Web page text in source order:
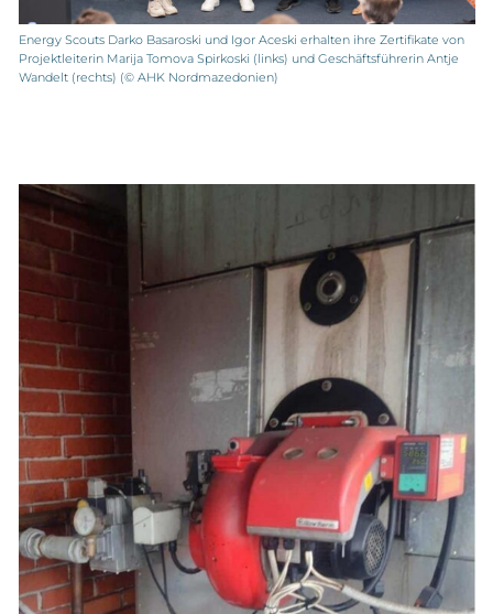
Energy Scouts Darko Basaroski und Igor Aceski erhalten ihre Zertifikate von
Projektleiterin Marija Tomova Spirkoski (links) und Geschäftsführerin Antje
Wandelt (rechts) (© AHK Nordmazedonien)